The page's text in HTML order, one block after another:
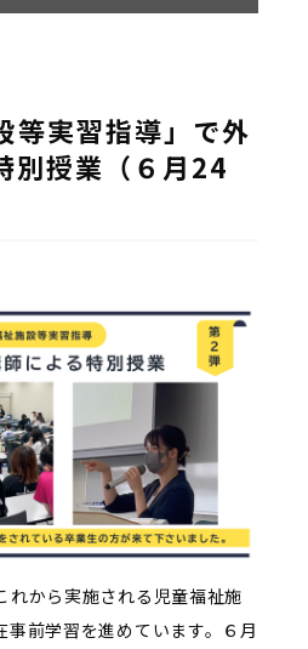
等実習指導」で外
別授業（６⽉24
から実施される児童福祉施
前学習を進めています。６月